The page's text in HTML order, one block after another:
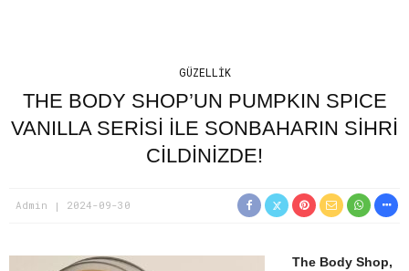
GÜZELLIK
THE BODY SHOP’UN PUMPKIN SPICE
VANILLA SERİSİ İLE SONBAHARIN SİHRİ
CİLDİNİZDE!
Admin 2024-09-30
The Body Shop,